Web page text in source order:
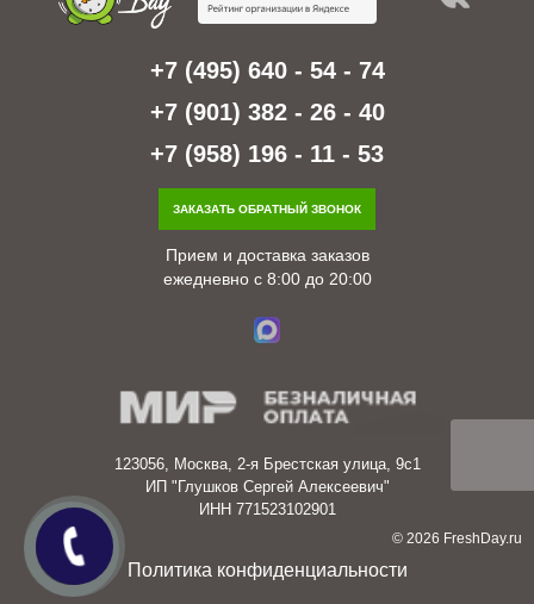
+7 (495) 640 - 54 - 74
+7 (901) 382 - 26 - 40
+7 (958) 196 - 11 - 53
ЗАКАЗАТЬ ОБРАТНЫЙ ЗВОНОК
Прием и доставка заказов
ежедневно с 8:00 до 20:00
123056, Москва, 2-я Брестская улица, 9с1
ИП "Глушков Сергей Алексеевич"
ИНН 771523102901
© 2026 FreshDay.ru
Политика конфиденциальности